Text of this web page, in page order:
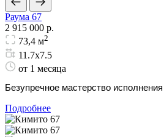
Раума 67
2 915 000 р.
73,4 м2
11.7х7.5
от 1 месяца
Безупречное мастерство
Подробнее